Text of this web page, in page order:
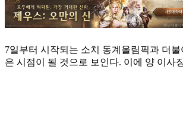
7일부터 시작되는 소치 동계올림픽과 더
은 시점이 될 것으로 보인다. 이에 양 이사